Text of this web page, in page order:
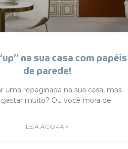
na sua casa com papéis
de parede!
uma repaginada na sua casa, mas
muito? Ou você mora de
LEIA AGORA »